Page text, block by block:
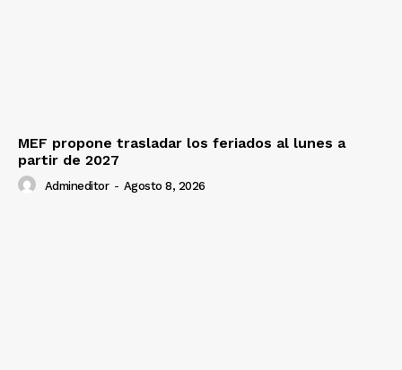
MEF propone trasladar los feriados al lunes a
partir de 2027
Admineditor - Agosto 8, 2026